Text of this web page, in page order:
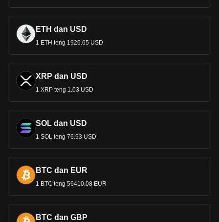
ETH dan USD
1 ETH teng 1926.65 USD
XRP dan USD
1 XRP teng 1.03 USD
SOL dan USD
1 SOL teng 76.93 USD
BTC dan EUR
1 BTC teng 56410.08 EUR
BTC dan GBP